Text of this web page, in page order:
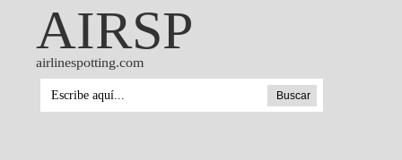
AIRSP
airlinespotting.com
Buscar